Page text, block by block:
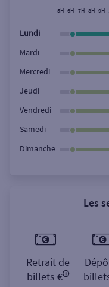
Rue5H 6H 7H 8H 9H
Lundi
Mardi
Mercredi
Jeudi
Vendredi
Samedi
Dimanche
Les
Retrait de
billets €